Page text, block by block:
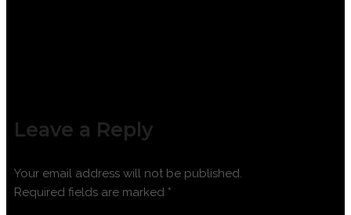
Leave a Reply
Your email address will not be published.
Required fields are marked *